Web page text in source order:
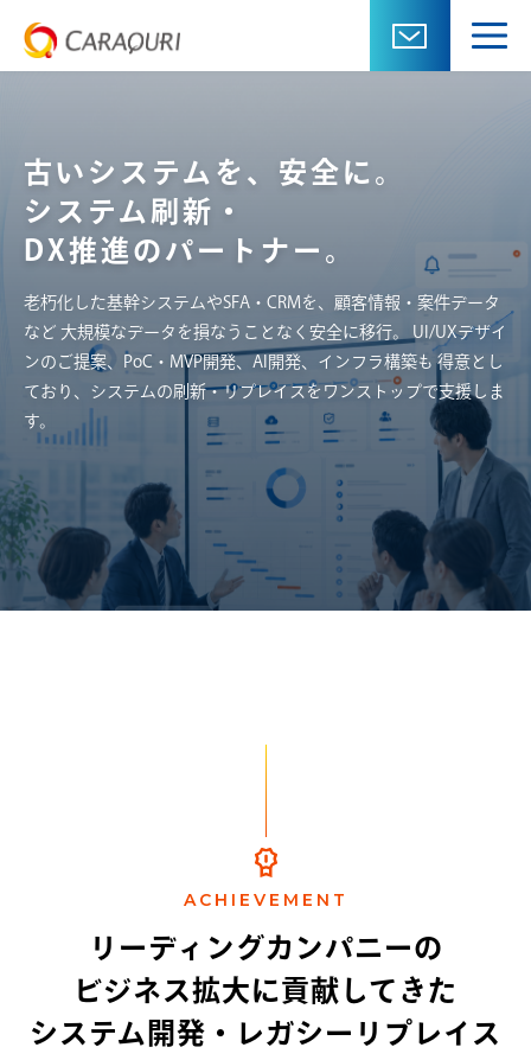
事例
サービス一覧
よくある質問
お問い合わせ
古いシステムを、安全に。
システム刷新・
DX推進のパートナー。
老朽化した基幹システムやSFA・CRMを、顧客情報・案件データ
など 大規模なデータを損なうことなく安全に移行。
UI/UXデザイ
ンのご提案、PoC・MVP開発、AI開発、インフラ構築も 得意とし
ており、システムの刷新・リプレイスをワンストップで支援しま
す。
ACHIEVEMENT
リーディングカンパニーの
ビジネス拡大に貢献してきた
システム開発・レガシーリプレイス